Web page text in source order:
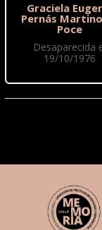
Graciela
Pernás
Poce
Desaparecida
19/10/1976